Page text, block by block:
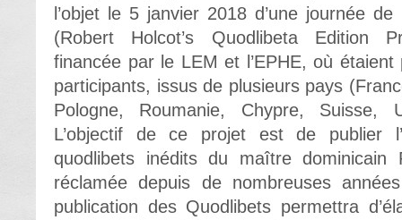
l’objet le 5 janvier 2018 d’une journée
(Robert Holcot’s Quodlibeta Edition
financée par le LEM et l’EPHE, où
participants, issus de plusieurs pays
Pologne, Roumanie, Chypre, Suisse,
L’objectif de ce projet est de publier
quodlibets inédits du maître
réclamée depuis de nombreuses
publication des Quodlibets permettra